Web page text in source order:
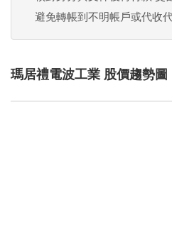
避免轉帳到不明帳戶或代收
瑪居禮電波工業 股價趨勢圖